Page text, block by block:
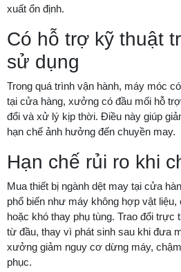
xuất ổn định.
Có hỗ trợ kỹ thuật
sử dụng
Trong quá trình vận hành, máy móc
tại cửa hàng, xưởng có đầu mối hỗ
đổi và xử lý kịp thời. Điều này giúp
hạn chế ảnh hưởng đến chuyền may.
Hạn chế rủi ro khi
Mua thiết bị ngành dệt may tại cửa
phổ biến như máy không hợp vật
hoặc khó thay phụ tùng. Trao đổi trực
từ đầu, thay vì phát sinh sau khi đưa
xưởng giảm nguy cơ dừng máy,
phục.